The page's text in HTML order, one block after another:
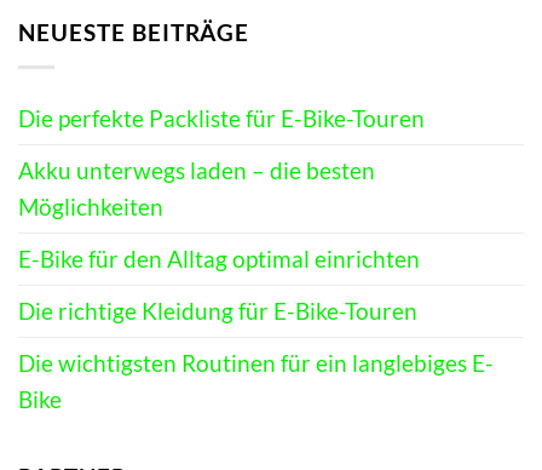
NEUESTE BEITRÄGE
Die perfekte Packliste für E-Bike-Touren
Akku unterwegs laden – die besten
Möglichkeiten
E-Bike für den Alltag optimal einrichten
Die richtige Kleidung für E-Bike-Touren
Die wichtigsten Routinen für ein langlebiges E-
Bike